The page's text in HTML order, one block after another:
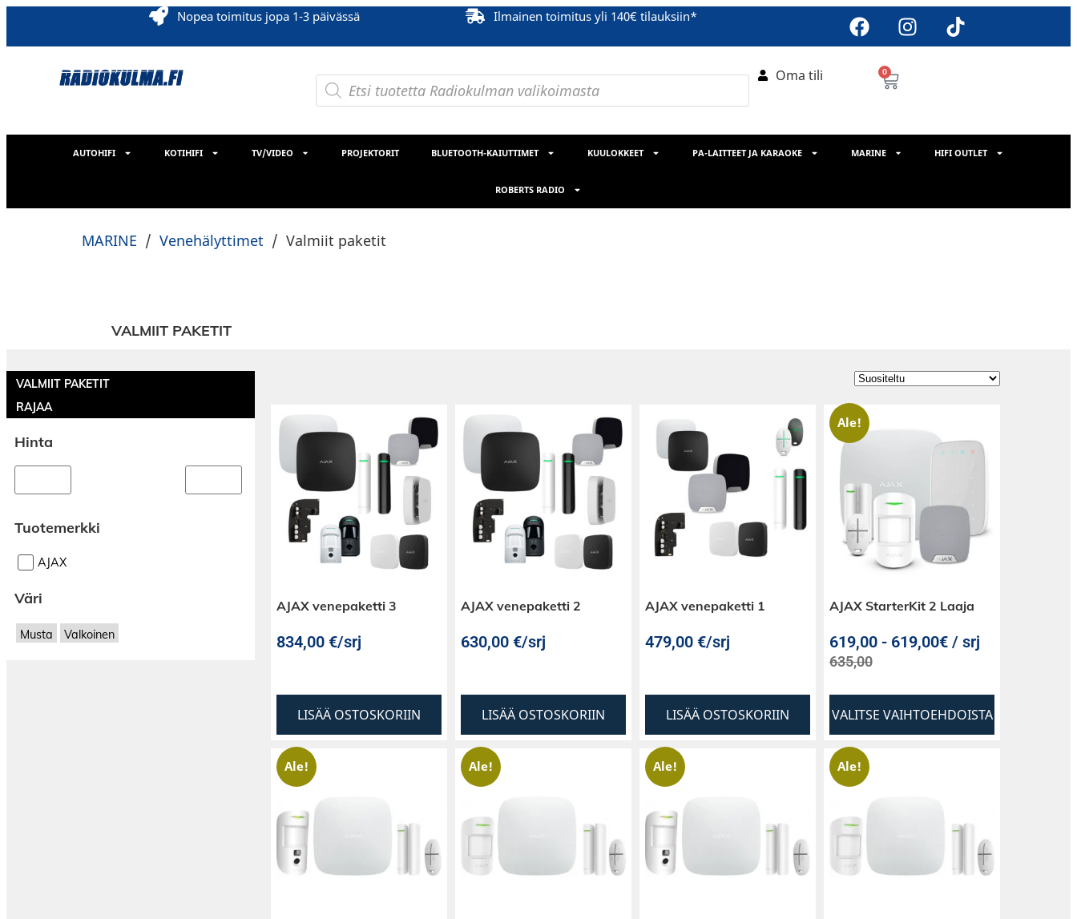
Nopea toimitus jopa 1-3 päivässä Ilmainen toimitus yli 140€ tilauksiin*
Oma tili 0
AUTOHIFI KOTIHIFI TV/VIDEO PROJEKTORIT BLUETOOTH-KAIUTTIMET KUULOKKEET PA-LAITTEET JA KARAOKE MARINE HIFI OUTLET
ROBERTS RADIO
MARINE / Venehälyttimet / Valmiit paketit
VALMIIT PAKETIT
VALMIIT PAKETIT
RAJAA
Hinta
Tuotemerkki
AJAX
Väri
Musta Valkoinen
AJAX venepaketti 3
834,00 €/srj
LISÄÄ OSTOSKORIIN
AJAX venepaketti 2
630,00 €/srj
LISÄÄ OSTOSKORIIN
AJAX venepaketti 1
479,00 €/srj
LISÄÄ OSTOSKORIIN
Ale!
AJAX StarterKit 2 Laaja
619,00- 619,00€ / srj
635,00
VALITSE VAIHTOEHDOISTA
Ale! Ale! Ale! Ale!